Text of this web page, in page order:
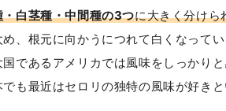
・白茎種・中間種の3つに大きく分けら
め、根元に向かうにつれて白くなって
国であるアメリカでは風味をしっかり
でも最近はセロリの独特の風味が好き